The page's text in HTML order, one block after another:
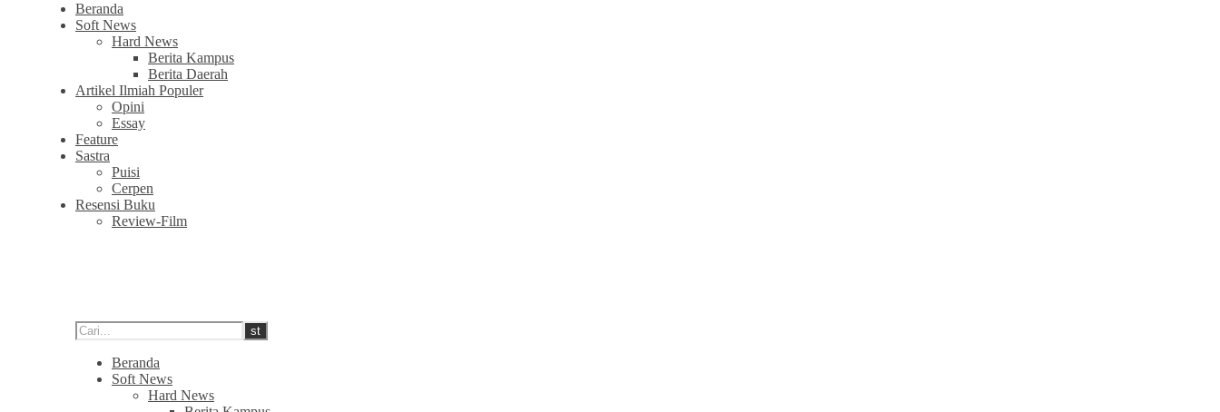
Beranda
Soft News
Hard News
Berita Kampus
Berita Daerah
Artikel Ilmiah Populer
Opini
Essay
Feature
Sastra
Puisi
Cerpen
Resensi Buku
Review-Film
Beranda
Soft News
Hard News